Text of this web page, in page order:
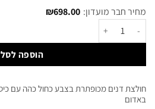
מחיר חבר מועדון: ₪698.00
הוספה לסל
באדום